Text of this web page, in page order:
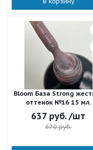
Bloom База Strong
оттенок №16 15 мл.
637 руб. /шт
670руб.